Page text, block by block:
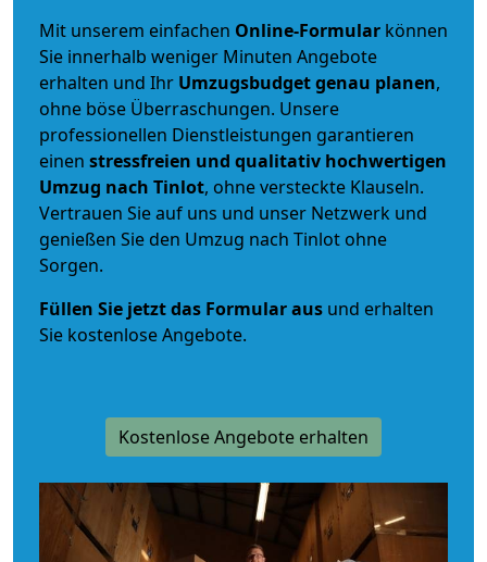
Mit unserem einfachen Online-Formular können
Sie innerhalb weniger Minuten Angebote
erhalten und Ihr Umzugsbudgetgenau planen,
ohne böse Überraschungen. Unsere
professionellen Dienstleistungen garantieren
einen stressfreien und qualitativ hochwertigen
Umzug nach Tinlot, ohne versteckte Klauseln.
Vertrauen Sie auf uns und unser Netzwerk und
genießen Sie den Umzug nach Tinlot ohne
Sorgen.
Füllen Sie jetzt das Formular aus und erhalten
Sie kostenlose Angebote.
Kostenlose Angebote erhalten